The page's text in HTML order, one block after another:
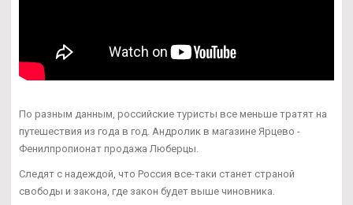
По разным данным, российские туристы все меньше тратят на
путешествия из года в год. Андролик в магазине Ярцево -
Фенилпропионат продажа Люберцы.
Следят с надеждой, что Россия все-таки станет страной
свободы и закона, где закон будет выше чиновника.